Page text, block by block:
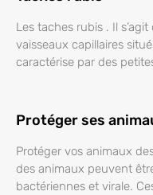
Les taches rubis . Il
vaisseaux capillaires
caractérise par des
Protéger ses
Protéger vos animaux
des animaux peuvent
bactériennes et virale.